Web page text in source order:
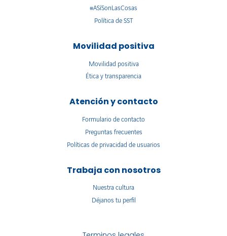
#ASíSonLasCosas
Política de SST
Movilidad positiva
Movilidad positiva
Ética y transparencia
Atención y contacto
Formulario de contacto
Preguntas frecuentes
Políticas de privacidad de usuarios
Trabaja con nosotros
Nuestra cultura
Déjanos tu perfil